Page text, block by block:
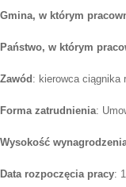
Gmina, w którym
Państwo, w którym
Zawód : kierowca ciągnika
Forma zatrudnienia:
Wysokość
Data rozpoczęcia pracy: